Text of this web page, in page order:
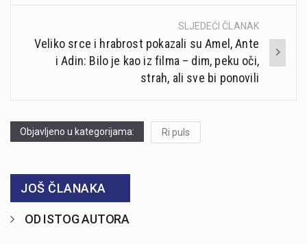
SLJEDEĆI ČLANAK
Veliko srce i hrabrost pokazali su Amel, Ante
i Adin: Bilo je kao iz filma – dim, peku oči,
strah, ali sve bi ponovili
Objavljeno u kategorijama: Ri puls
JOŠ ČLANAKA
OD ISTOG AUTORA